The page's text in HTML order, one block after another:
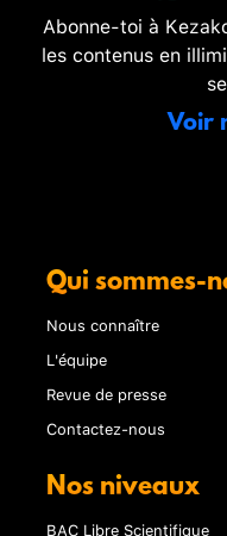
Abonne-toi à
les contenus en
Voir
Qui sommes-
Nous connaître
L'équipe
Revue de presse
Contactez-nous
Nos niveaux
BAC Libre Scientifique